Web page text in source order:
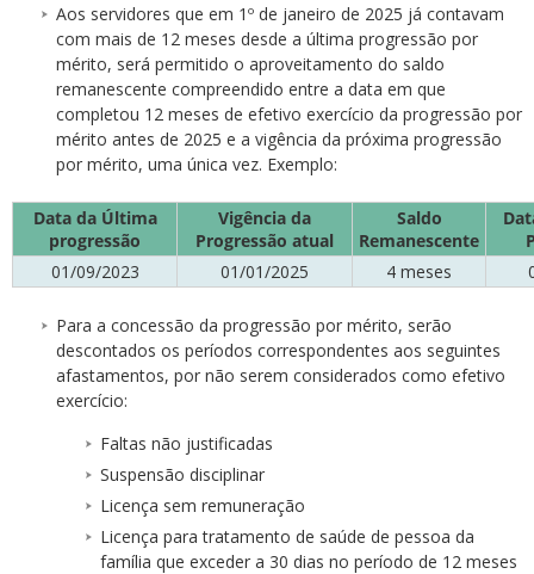
Aos servidores que em 1º de janeiro de 2025 já contavam
com mais de 12 meses desde a última progressão por
mérito, será permitido o aproveitamento do saldo
remanescente compreendido entre a data em que
completou 12 meses de efetivo exercício da progressão por
mérito antes de 2025 e a vigência da próxima progressão
por mérito, uma única vez. Exemplo:
Data da Última
progressão
Vigência da
Progressão atual
Saldo
Remanescente
01/09/2023
01/01/2025 4 meses
Para a concessão da progressão por mérito, serão
descontados os períodos correspondentes aos seguintes
afastamentos, por não serem considerados como efetivo
exercício:
Faltas não justificadas
Suspensão disciplinar
Licença sem remuneração
Licença para tratamento de saúde de pessoa da
família que exceder a 30 dias no período de 12 meses